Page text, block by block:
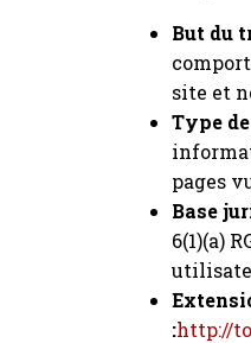
But du
site et
Type
pages
Base
6(1)(a)
:http://